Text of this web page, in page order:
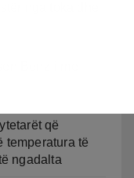
që
temperatura të
ngadalta